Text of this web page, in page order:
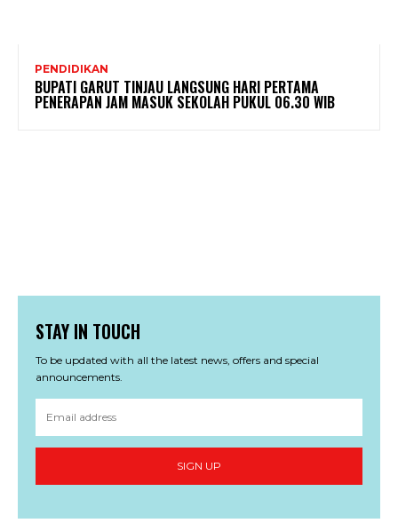
PENDIDIKAN
BUPATI GARUT TINJAU LANGSUNG HARI PERTAMA
PENERAPAN JAM MASUK SEKOLAH PUKUL 06.30 WIB
STAY IN TOUCH
To be updated with all the latest news, offers and special
announcements.
SIGN UP